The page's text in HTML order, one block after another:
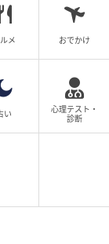
当たります。
にも、改めて
引き寄せる鍵
は引き続き牡
とし込む作業
なく、「本当
動することが
く、一歩ず
いく大切なポ
メ おでかけ
い
心理テスト・
診断